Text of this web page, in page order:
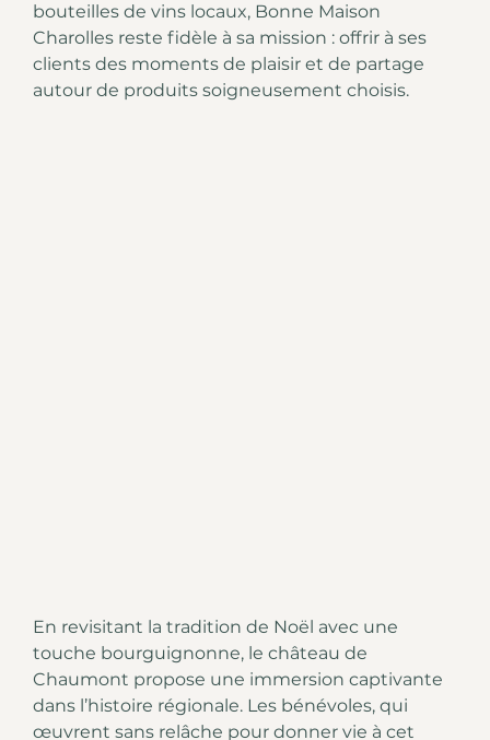
bouteilles de vins locaux, Bonne Maison
Charolles reste fidèle à sa mission : offrir à ses
clients des moments de plaisir et de partage
autour de produits soigneusement choisis.
En revisitant la tradition de Noël avec une
touche bourguignonne, le château de
Chaumont propose une immersion captivante
dans l’histoire régionale. Les bénévoles, qui
œuvrent sans relâche pour donner vie à cet